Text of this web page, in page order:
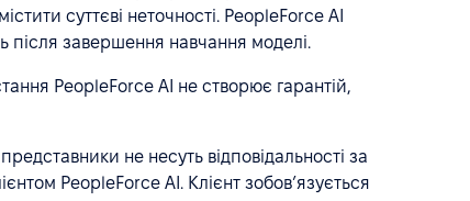
суттєві неточності. PeopleForce AI
після завершення навчання моделі.
PeopleForce AI не створює гарантій,
не несуть відповідальності за
PeopleForce AI. Клієнт зобов’язується